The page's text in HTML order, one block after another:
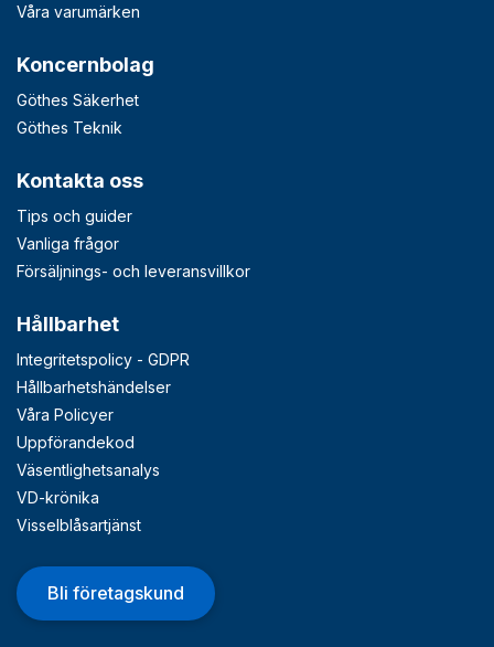
Våra varumärken
Koncernbolag
Göthes Säkerhet
Göthes Teknik
Kontakta oss
Tips och guider
Vanliga frågor
Försäljnings- och leveransvillkor
Hållbarhet
Integritetspolicy - GDPR
Hållbarhetshändelser
Våra Policyer
Uppförandekod
Väsentlighetsanalys
VD-krönika
Visselblåsartjänst
Bli företagskund